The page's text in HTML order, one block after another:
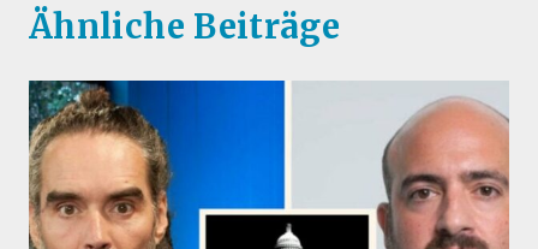
Ähnliche Beiträge